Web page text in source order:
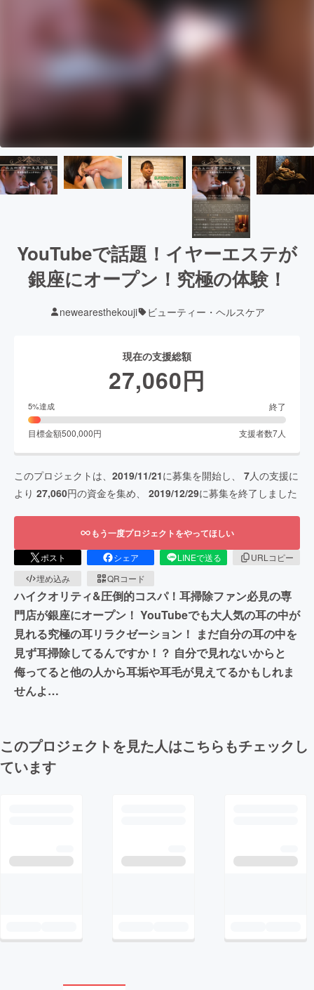
YouTubeで話題！イヤーエステが
銀座にオープン！究極の体験！
newearesthekouji ビューティー・ヘルスケア
現在の支援総額
27,060円
5%達成 終了
目標金額500,000円 支援者数7人
このプロジェクトは、 2019/11/21に募集を開始し、 7人の支援に
より 27,060円の資金を集め、 2019/12/29に募集を終了しました
もう一度プロジェクトをやってほしい
ポスト シェア LINEで送る
URLコピー
埋め込み
QRコード
ハイクオリティ&圧倒的コスパ！耳掃除ファン必見の専
門店が銀座にオープン！ YouTubeでも大人気の耳の中が
見れる究極の耳リラクゼーション！ まだ自分の耳の中を
見ず耳掃除してるんですか！？ 自分で見れないからと
侮ってると他の人から耳垢や耳毛が見えてるかもしれま
せんよ…
このプロジェクトを見た人はこちらもチェックし
ています